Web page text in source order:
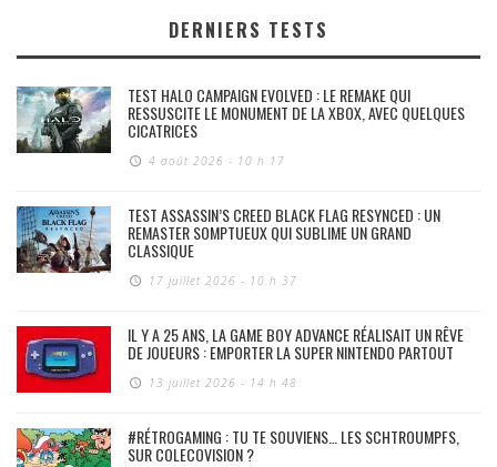
DERNIERS TESTS
TEST HALO CAMPAIGN EVOLVED : LE REMAKE QUI
RESSUSCITE LE MONUMENT DE LA XBOX, AVEC QUELQUES
CICATRICES
4 août 2026 - 10 h 17
TEST ASSASSIN’S CREED BLACK FLAG RESYNCED : UN
REMASTER SOMPTUEUX QUI SUBLIME UN GRAND
CLASSIQUE
17 juillet 2026 - 10 h 37
IL Y A 25 ANS, LA GAME BOY ADVANCE RÉALISAIT UN RÊVE
DE JOUEURS : EMPORTER LA SUPER NINTENDO PARTOUT
13 juillet 2026 - 14 h 48
#RÉTROGAMING : TU TE SOUVIENS… LES SCHTROUMPFS,
SUR COLECOVISION ?